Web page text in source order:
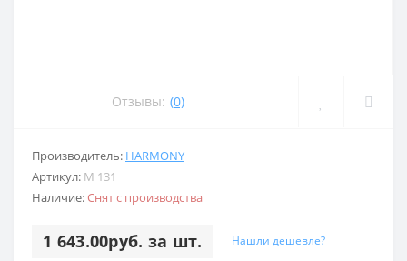
Отзывы: (0)
Производитель: HARMONY
Артикул: M 131
Наличие:Снят с производства
1 643.00руб. за шт. Нашли дешевле?